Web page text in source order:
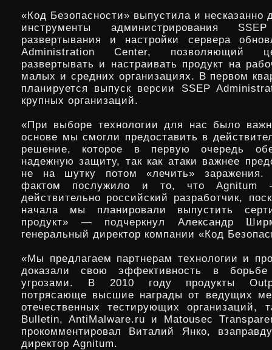
«Код Безопасности» выпустила и несказанно
инструменты администрирования
развертывания и настройки сервера
Administration Center, позволяющий
развертывать и настраивать продукт на
малых и средних организациях. В первом
планируется выпуск версии SSEP
крупных организаций.
«При выборе технологии для нас было
основе мы смогли предоставить в
решение, которое в первую очередь
надежную защиту, так как атаки важнее
не на шутку потом «лечить» заражения.
фактом послужило и то, что Agnitum
действительно российский разработчик,
начала мы планировали выпустить
продукт» — подчеркнул Александр
генеральный директор компании «Код
«Мы предлагаем партнерам технологии и
доказали свою эффективность в
угрозами. В 2010 году продукты
потрясающе высшие награды от ведущих
отечественных тестирующих организаций,
Bulletin, AntiMalware.ru и Matousec
прокомментировал Виталий Янко,
директор Agnitum.